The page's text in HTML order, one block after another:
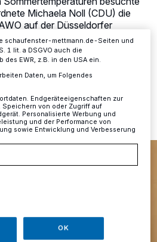
Michaela Noll (CDU) die
auf der Düsseldorfer
am unteren Rand der Webseite klicken.
unseres Website. Weitere
Datenschutzerklärung.
schaufenster-mettmann.de-Seiten und
1 lit. a DSGVO auch die
des EWR, z.B. in den USA ein.
Daten, um Folgendes
Endgeräteeigenschaften zur
Speichern von oder Zugriff auf
Personalisierte Werbung und
und der Performance von
sowie Entwicklung und Verbesserung
OK